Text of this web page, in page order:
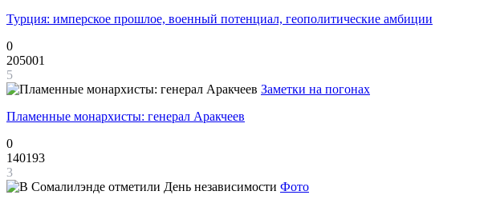
Турция: имперское прошлое, военный потенциал, геополитические амбиции
0
205001
5
Заметки на погонах
Пламенные монархисты: генерал Аракчеев
0
140193
3
Фото